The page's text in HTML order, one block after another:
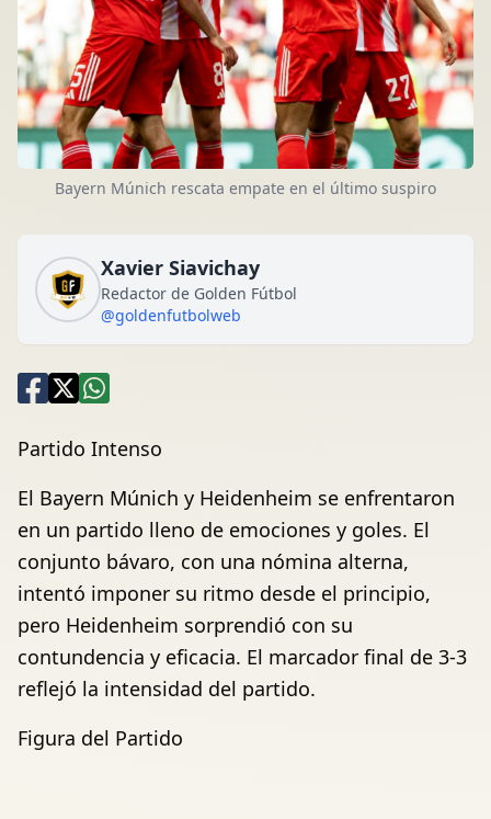
Bayern Múnich rescata empate en el último suspiro
Xavier Siavichay
Redactor de Golden Fútbol
@goldenfutbolweb
Partido Intenso
El Bayern Múnich y Heidenheim se enfrentaron
en un partido lleno de emociones y goles. El
conjunto bávaro, con una nómina alterna,
intentó imponer su ritmo desde el principio,
pero Heidenheim sorprendió con su
contundencia y eficacia. El marcador final de 3-3
reflejó la intensidad del partido.
Figura del Partido